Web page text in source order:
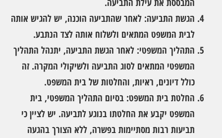
הגשת התביעה: לאחר שהתביעה הוכנה, יש להגיש אותה
לבית המשפט המתאים ולשלוח אותה לצד הנתבע.
התהליך המשפטי: לאחר הגשת התביעה, יתנהל התהליך
המשפטי המתאים לסוג התביעה ולשיקולי המקרה. זה
כולל דיונים, ראיות, והחלטות של בית המשפט.
החלטת בית המשפט: בסיום התהליך המשפטי, בית
המשפט יקבע את החלטתו בנוגע לתביעה. יש לציין כי
תביעות רבות מסתיימות בפשרה, ללא הצורך בהגעה